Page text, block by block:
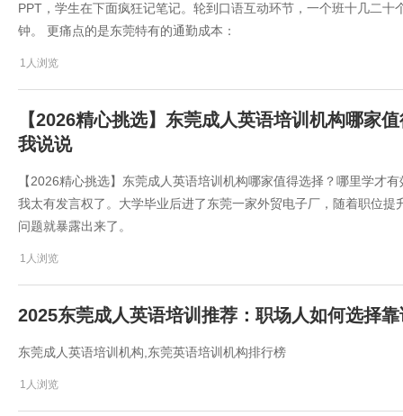
PPT，学生在下面疯狂记笔记。轮到口语互动环节，一个班十几二
钟。 更痛点的是东莞特有的通勤成本：
1人浏览
【2026精心挑选】东莞成人英语培训机构哪家
我说说
【2026精心挑选】东莞成人英语培训机构哪家值得选择？哪里学才
我太有发言权了。大学毕业后进了东莞一家外贸电子厂，随着职位
问题就暴露出来了。
1人浏览
2025东莞成人英语培训推荐：职场人如何选择
东莞成人英语培训机构,东莞英语培训机构排行榜
1人浏览